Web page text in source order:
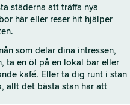
städerna att träffa nya
här eller reser hit hjälper
som delar dina intressen,
ta en öl på en lokal bar eller
kafé. Eller ta dig runt i stan
allt det bästa stan har att